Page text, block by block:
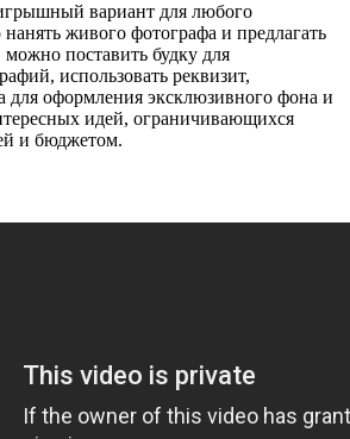
вариант для любого
живого фотографа и предлагать
можно поставить будку для
использовать реквизит,
для оформления эксклюзивного фона и
идей, ограничивающихся
и бюджетом.